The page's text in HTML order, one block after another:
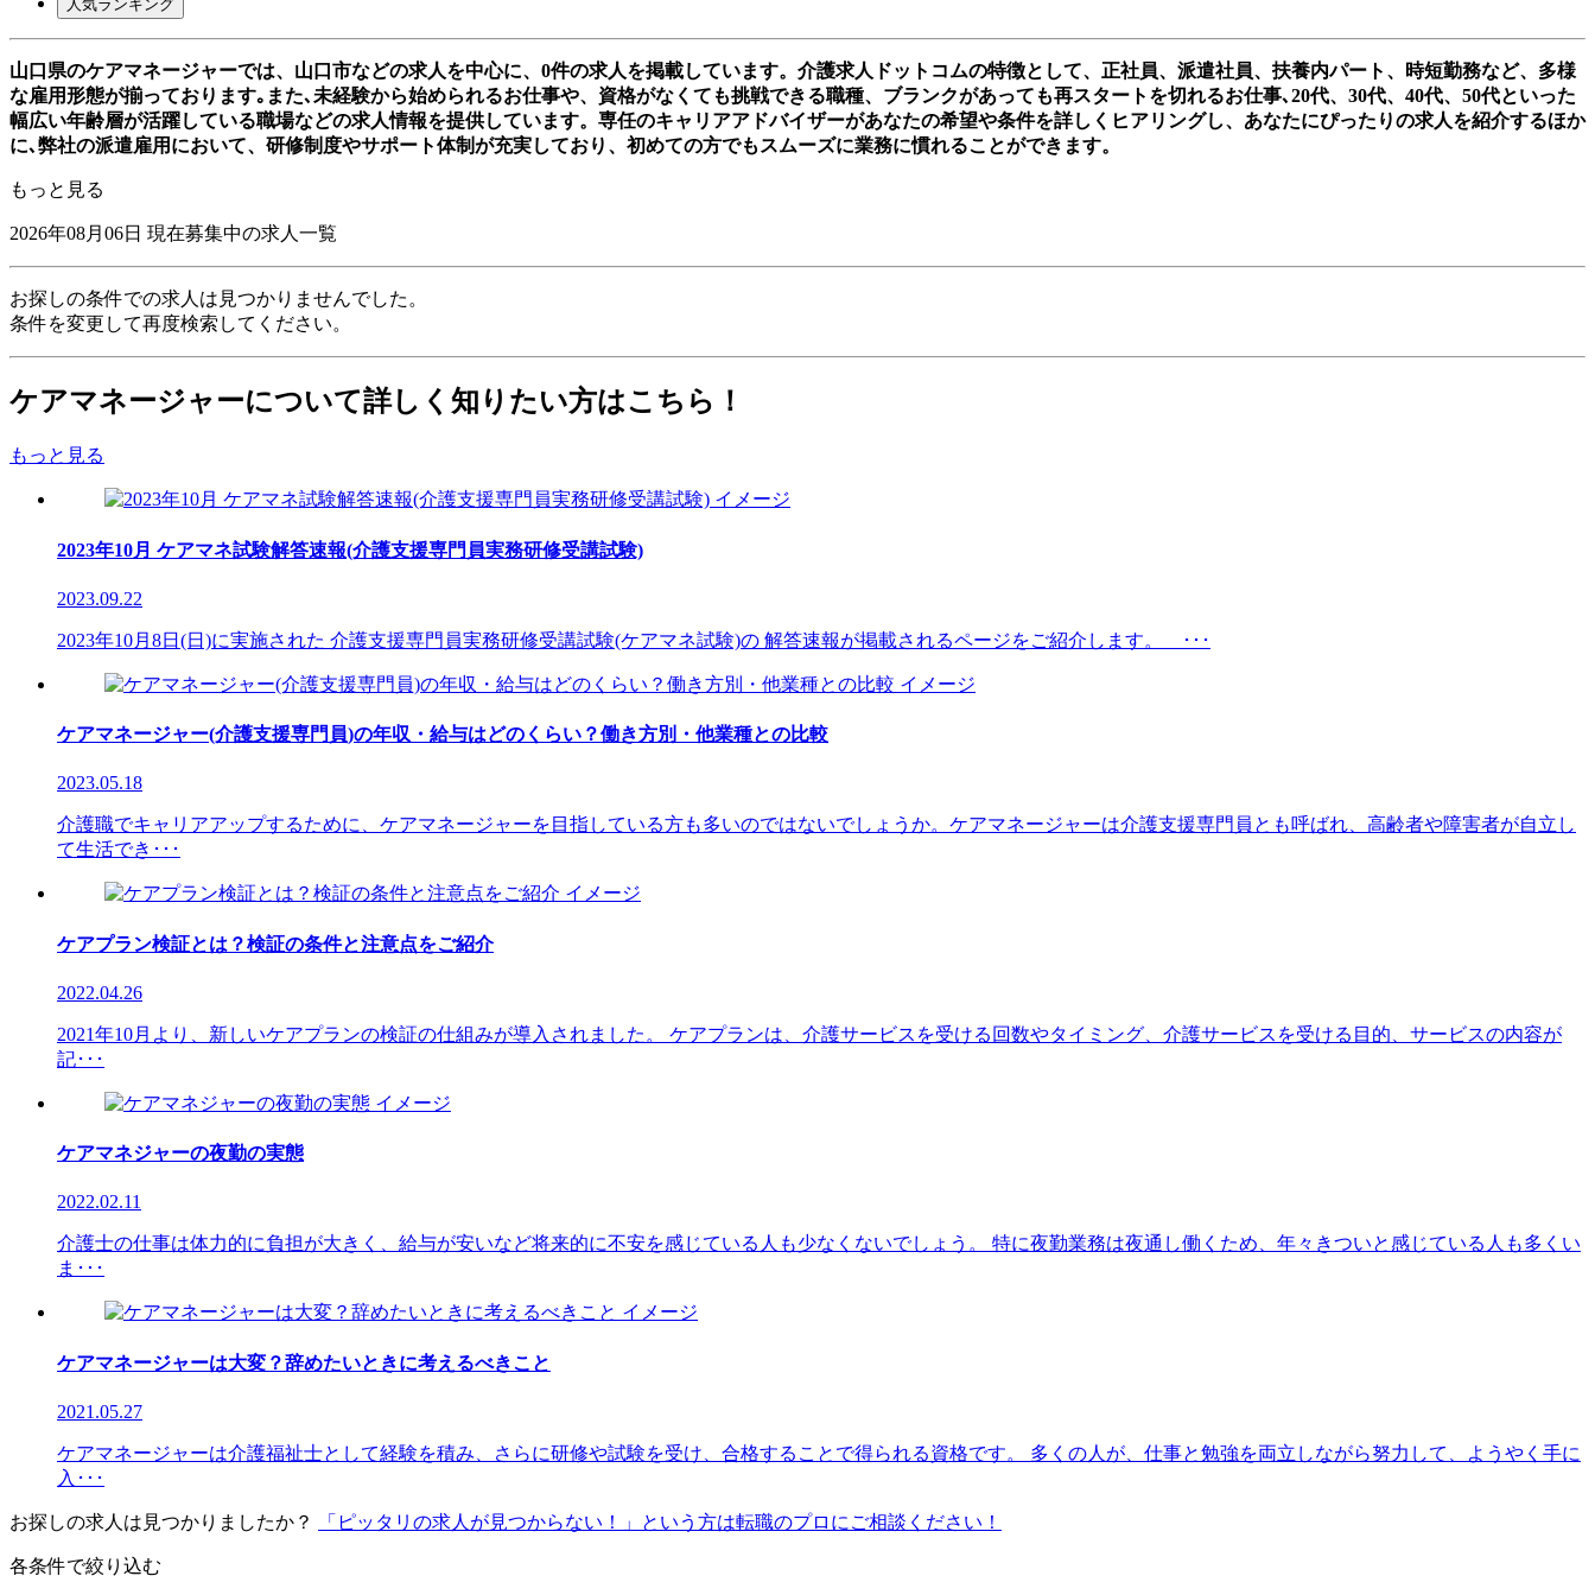
人気ランキング
山口県のケアマネージャーでは、山口市などの求人を中心に、0件の求人を掲載しています。介護求人ドットコムの特徴として、正社員、派遣社員、扶養内パート、時短勤務など、多様
な雇用形態が揃っております｡また､未経験から始められるお仕事や、資格がなくても挑戦できる職種、ブランクがあっても再スタートを切れるお仕事､20代、30代、40代、50代といった
幅広い年齢層が活躍している職場などの求人情報を提供しています。専任のキャリアアドバイザーがあなたの希望や条件を詳しくヒアリングし、あなたにぴったりの求人を紹介するほか
に､弊社の派遣雇用において、研修制度やサポート体制が充実しており、初めての方でもスムーズに業務に慣れることができます。
もっと見る
2026年08月06日 現在募集中の求人一覧
お探しの条件での求人は見つかりませんでした。
条件を変更して再度検索してください。
ケアマネージャーについて詳しく知りたい方はこちら！
もっと見る
2023年10月 ケアマネ試験解答速報(介護支援専門員実務研修受講試験)
2023.09.22
2023年10月8日(日)に実施された 介護支援専門員実務研修受講試験(ケアマネ試験)の 解答速報が掲載されるページをご紹介します。 ･･･
ケアマネージャー(介護支援専門員)の年収・給与はどのくらい？働き方別・他業種との比較
2023.05.18
介護職でキャリアアップするために、ケアマネージャーを目指している方も多いのではないでしょうか。ケアマネージャーは介護支援専門員とも呼ばれ、高齢者や障害者が自立し
て生活でき･･･
ケアプラン検証とは？検証の条件と注意点をご紹介
2022.04.26
2021年10月より、新しいケアプランの検証の仕組みが導入されました。 ケアプランは、介護サービスを受ける回数やタイミング、介護サービスを受ける目的、サービスの内容が
記･･･
ケアマネジャーの夜勤の実態
2022.02.11
介護士の仕事は体力的に負担が大きく、給与が安いなど将来的に不安を感じている人も少なくないでしょう。 特に夜勤業務は夜通し働くため、年々きついと感じている人も多くい
ま･･･
ケアマネージャーは大変？辞めたいときに考えるべきこと
2021.05.27
ケアマネージャーは介護福祉士として経験を積み、さらに研修や試験を受け、合格することで得られる資格です。 多くの人が、仕事と勉強を両立しながら努力して、ようやく手に
入･･･
お探しの求人は見つかりましたか？ 「ピッタリの求人が見つからない！」という方は転職のプロにご相談ください！
各条件で絞り込む